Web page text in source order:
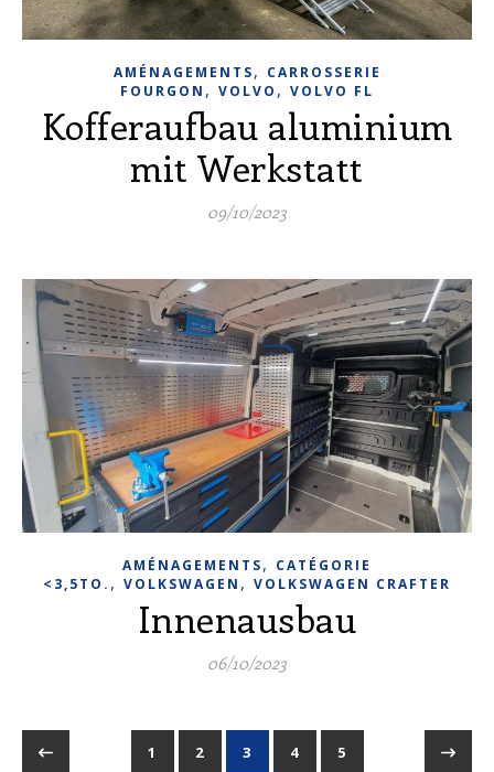
AMÉNAGEMENTS, CARROSSERIE
FOURGON , VOLVO , VOLVO FL
Kofferaufbau aluminium
mit Werkstatt
09/10/2023
AMÉNAGEMENTS, CATÉGORIE
<3,5TO. , VOLKSWAGEN , VOLKSWAGEN CRAFTER
Innenausbau
06/10/2023
1 2 3 4 5